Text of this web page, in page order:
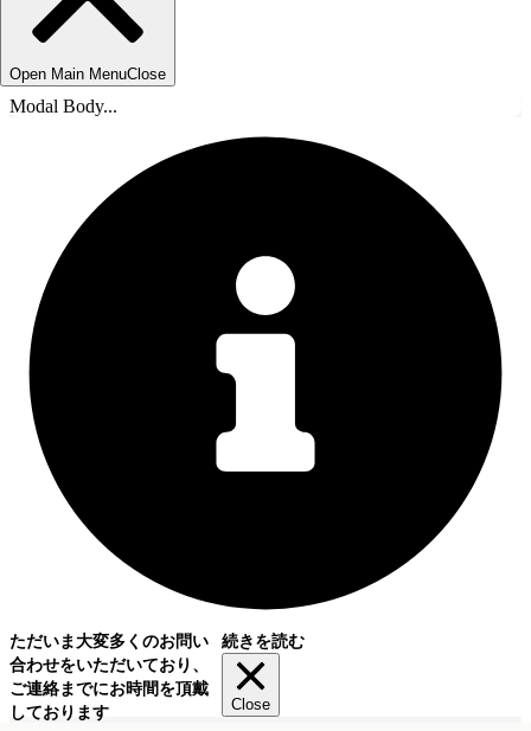
Open Main MenuClose
Modal Body...
ただいま大変多くのお問い
合わせをいただいており、
ご連絡までにお時間を頂戴
しております
続きを読む
Close